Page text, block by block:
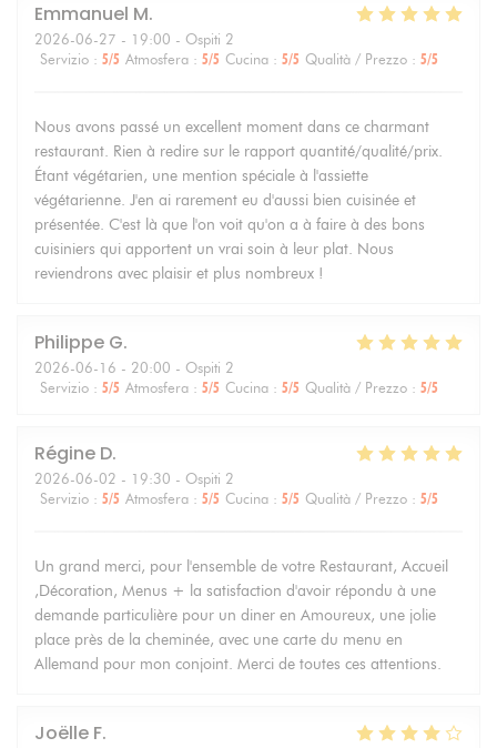
Emmanuel M
2026-06-27 - 19:00 - Ospiti 2
Servizio : 5/5 Atmosfera : 5/5 Cucina : 5/5 Qualità / Prezzo : 5/5
Nous avons passé un excellent moment dans ce charmant
restaurant. Rien à redire sur le rapport quantité/qualité/prix.
Étant végétarien, une mention spéciale à l'assiette
végétarienne. J'en ai rarement eu d'aussi bien cuisinée et
présentée. C'est là que l'on voit qu'on a à faire à des bons
cuisiniers qui apportent un vrai soin à leur plat. Nous
reviendrons avec plaisir et plus nombreux !
Philippe G
2026-06-16 - 20:00 - Ospiti 2
Servizio : 5/5 Atmosfera : 5/5 Cucina : 5/5 Qualità / Prezzo : 5/5
Régine D
2026-06-02 - 19:30 - Ospiti 2
Servizio : 5/5 Atmosfera : 5/5 Cucina : 5/5 Qualità / Prezzo : 5/5
Un grand merci, pour l'ensemble de votre Restaurant, Accueil
,Décoration, Menus + la satisfaction d'avoir répondu à une
demande particulière pour un diner en Amoureux, une jolie
place près de la cheminée, avec une carte du menu en
Allemand pour mon conjoint. Merci de toutes ces attentions.
Joëlle F